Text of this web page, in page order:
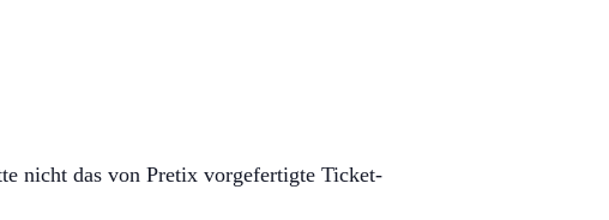
nicht das von Pretix vorgefertigte Ticket-